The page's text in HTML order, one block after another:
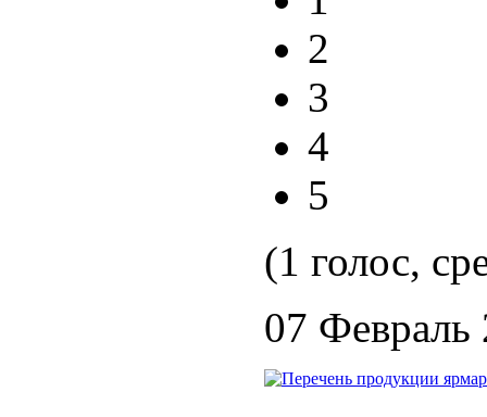
2
3
4
5
(1 голос,
07 Февраль